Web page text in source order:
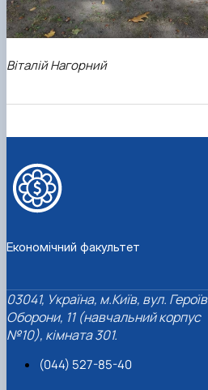
Віталій Нагорний
Економічний факультет
03041, Україна, м.Київ, вул. Героїв
Оборони, 11 (навчальний корпус
№10), кімната 301.
(044) 527-85-40